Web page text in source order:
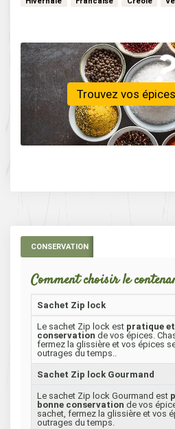
Trouvez vos
CONSERVATION
Comment choisir le
Sachet Zip lock
Le sachet Zip lock est pratique
conservation de vos épices.
fermez la glissière et vos épices
outrages du temps..
Sachet Zip lock Gourmand
Le sachet Zip lock Gourmand est
bonne conservation de vos
sachet, fermez la glissière et vos
outrages du temps.